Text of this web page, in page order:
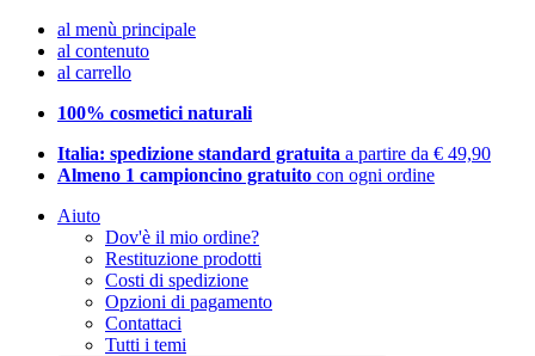
al menù principale
al contenuto
al carrello
100% cosmetici naturali
Italia: spedizione standard gratuita a partire da € 49,90
Almeno 1 campioncino gratuito con ogni ordine
Aiuto
Dov'è il mio ordine?
Restituzione prodotti
Costi di spedizione
Opzioni di pagamento
Contattaci
Tutti i temi